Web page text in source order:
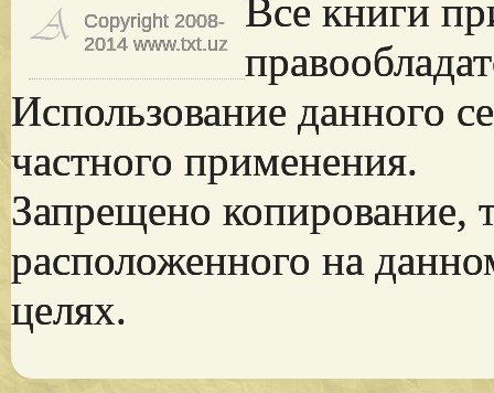
Copyright 2008-
2014 www.txt.uz
Все книги
Использование данного
частного применения.
Запрещено копирование,
расположенного на
целях.